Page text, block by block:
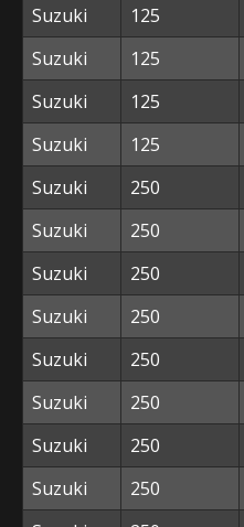
Suzuki
125
Suzuki
125
Suzuki
125
Suzuki
125
Suzuki
250
Suzuki
250
Suzuki
250
Suzuki
250
Suzuki
250
Suzuki
250
Suzuki
250
Suzuki
250